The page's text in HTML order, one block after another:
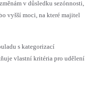
v důsledku sezónnosti,
vyšší moci, na které majitel
s kategorizací
vlastní kritéria pro udělení